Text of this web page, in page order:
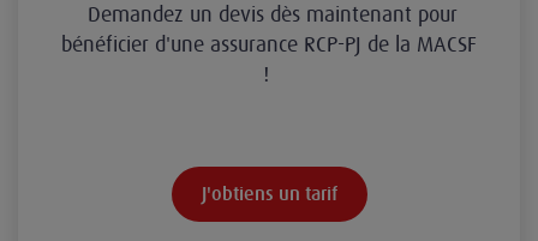
Demandez un devis dès maintenant pour
bénéficier d'une assurance RCP-PJ de la MACSF
!
J'obtiens un tarif